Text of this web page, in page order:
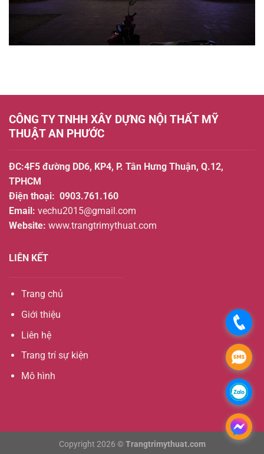
Thu
Hút
CÔNG TY TNHH XÂY DỰNG NỘI THẤT MỸ
THUẬT AN PHƯỚC
ĐC:4F5 đường DD6, KP4, P. Tân Hưng Thuận, Q.12,
TPHCM
Điện thoại: 0903.761.160
Email: vechu2015@gmail.com
Website: www.trangtrimythuat.com
LIÊN KẾT
Trang chủ
Giới thiệu
Liên hệ
Trang trí sự kiện
Mô hình
Copyright 2026 © Trangtrimythuat.com
.
.
.
.